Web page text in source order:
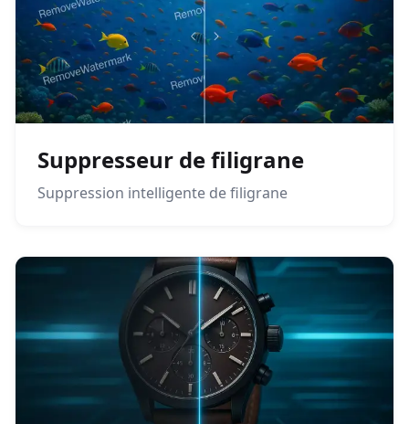
Suppresseur de filigrane
Suppression intelligente de filigrane